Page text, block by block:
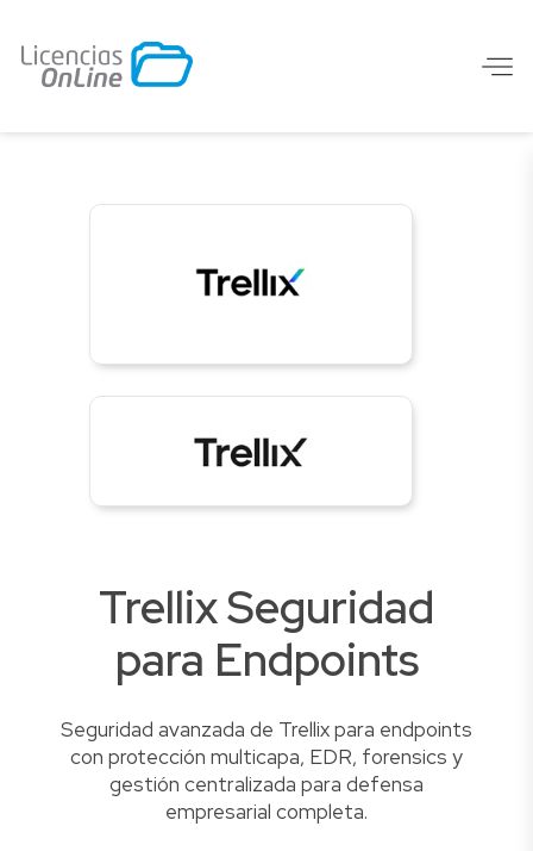
Trellix Seguridad
para Endpoints
Seguridad avanzada de Trellix para endpoints
con protección multicapa, EDR, forensics y
gestión centralizada para defensa
empresarial completa.